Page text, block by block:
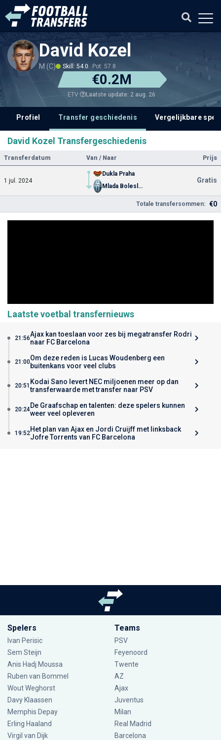
David Kozel
M (C) Skill: 54.0 Pot: 57.8
€0.2M
ETV Laatste update: 2 aug. 26
Profiel Transfer geschiedenis Vergelijkbare
David Kozel Transfergeschiedenis
Transferdatum Van / Naar Prijs
1 jul. 2024
Dukla Praha
Mlada Boleslav
Gratis
Totale transfersommen: €0
Laatste voetbal transfernieuws
21:56Ajax kan toeslaan voor zes bij megatransfer Rodri
naar FC Barcelona
21:00Om deze reden is Lucas Woudenberg een
buitenkans voor veel clubs
20:51 Kodai Sano levert NEC miljoenen meer op dan
transferwaarde met transfer naar PSV
20:24De Graafschap en talenten: deze spelers kunnen
weer veel opleveren
19:52Het plan van Ajax en Jordi Cruijff met linksback
Jofre Torrents van FC Barcelona
Spelers
Ivan Perisic
Sem Steijn
Anis Hadj Moussa
Ruben van Bommel
Wout Weghorst
Davy Klaassen
Memphis Depay
Erling Haaland
Virgil van Dijk
Teams
PSV
Feyenoord
Twente
AZ
Ajax
Juventus
Milan
Real Madrid
Barcelona